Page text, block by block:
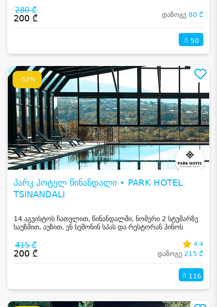
280 ₾
200 ₾ დაზოგე 80 ₾
50
-52%
პარკ ჰოტელ წინანდალი • PARK HOTEL
TSINANDALI
14 აგვისტოს ჩათვლით, წინანდალში, ნომერი 2 სტუმარზე
საუზმით, აუზით, ენ სემონინ სპას და რესტორან პინოს
415 ₾
200 ₾
4.4
დაზოგე 215 ₾
116